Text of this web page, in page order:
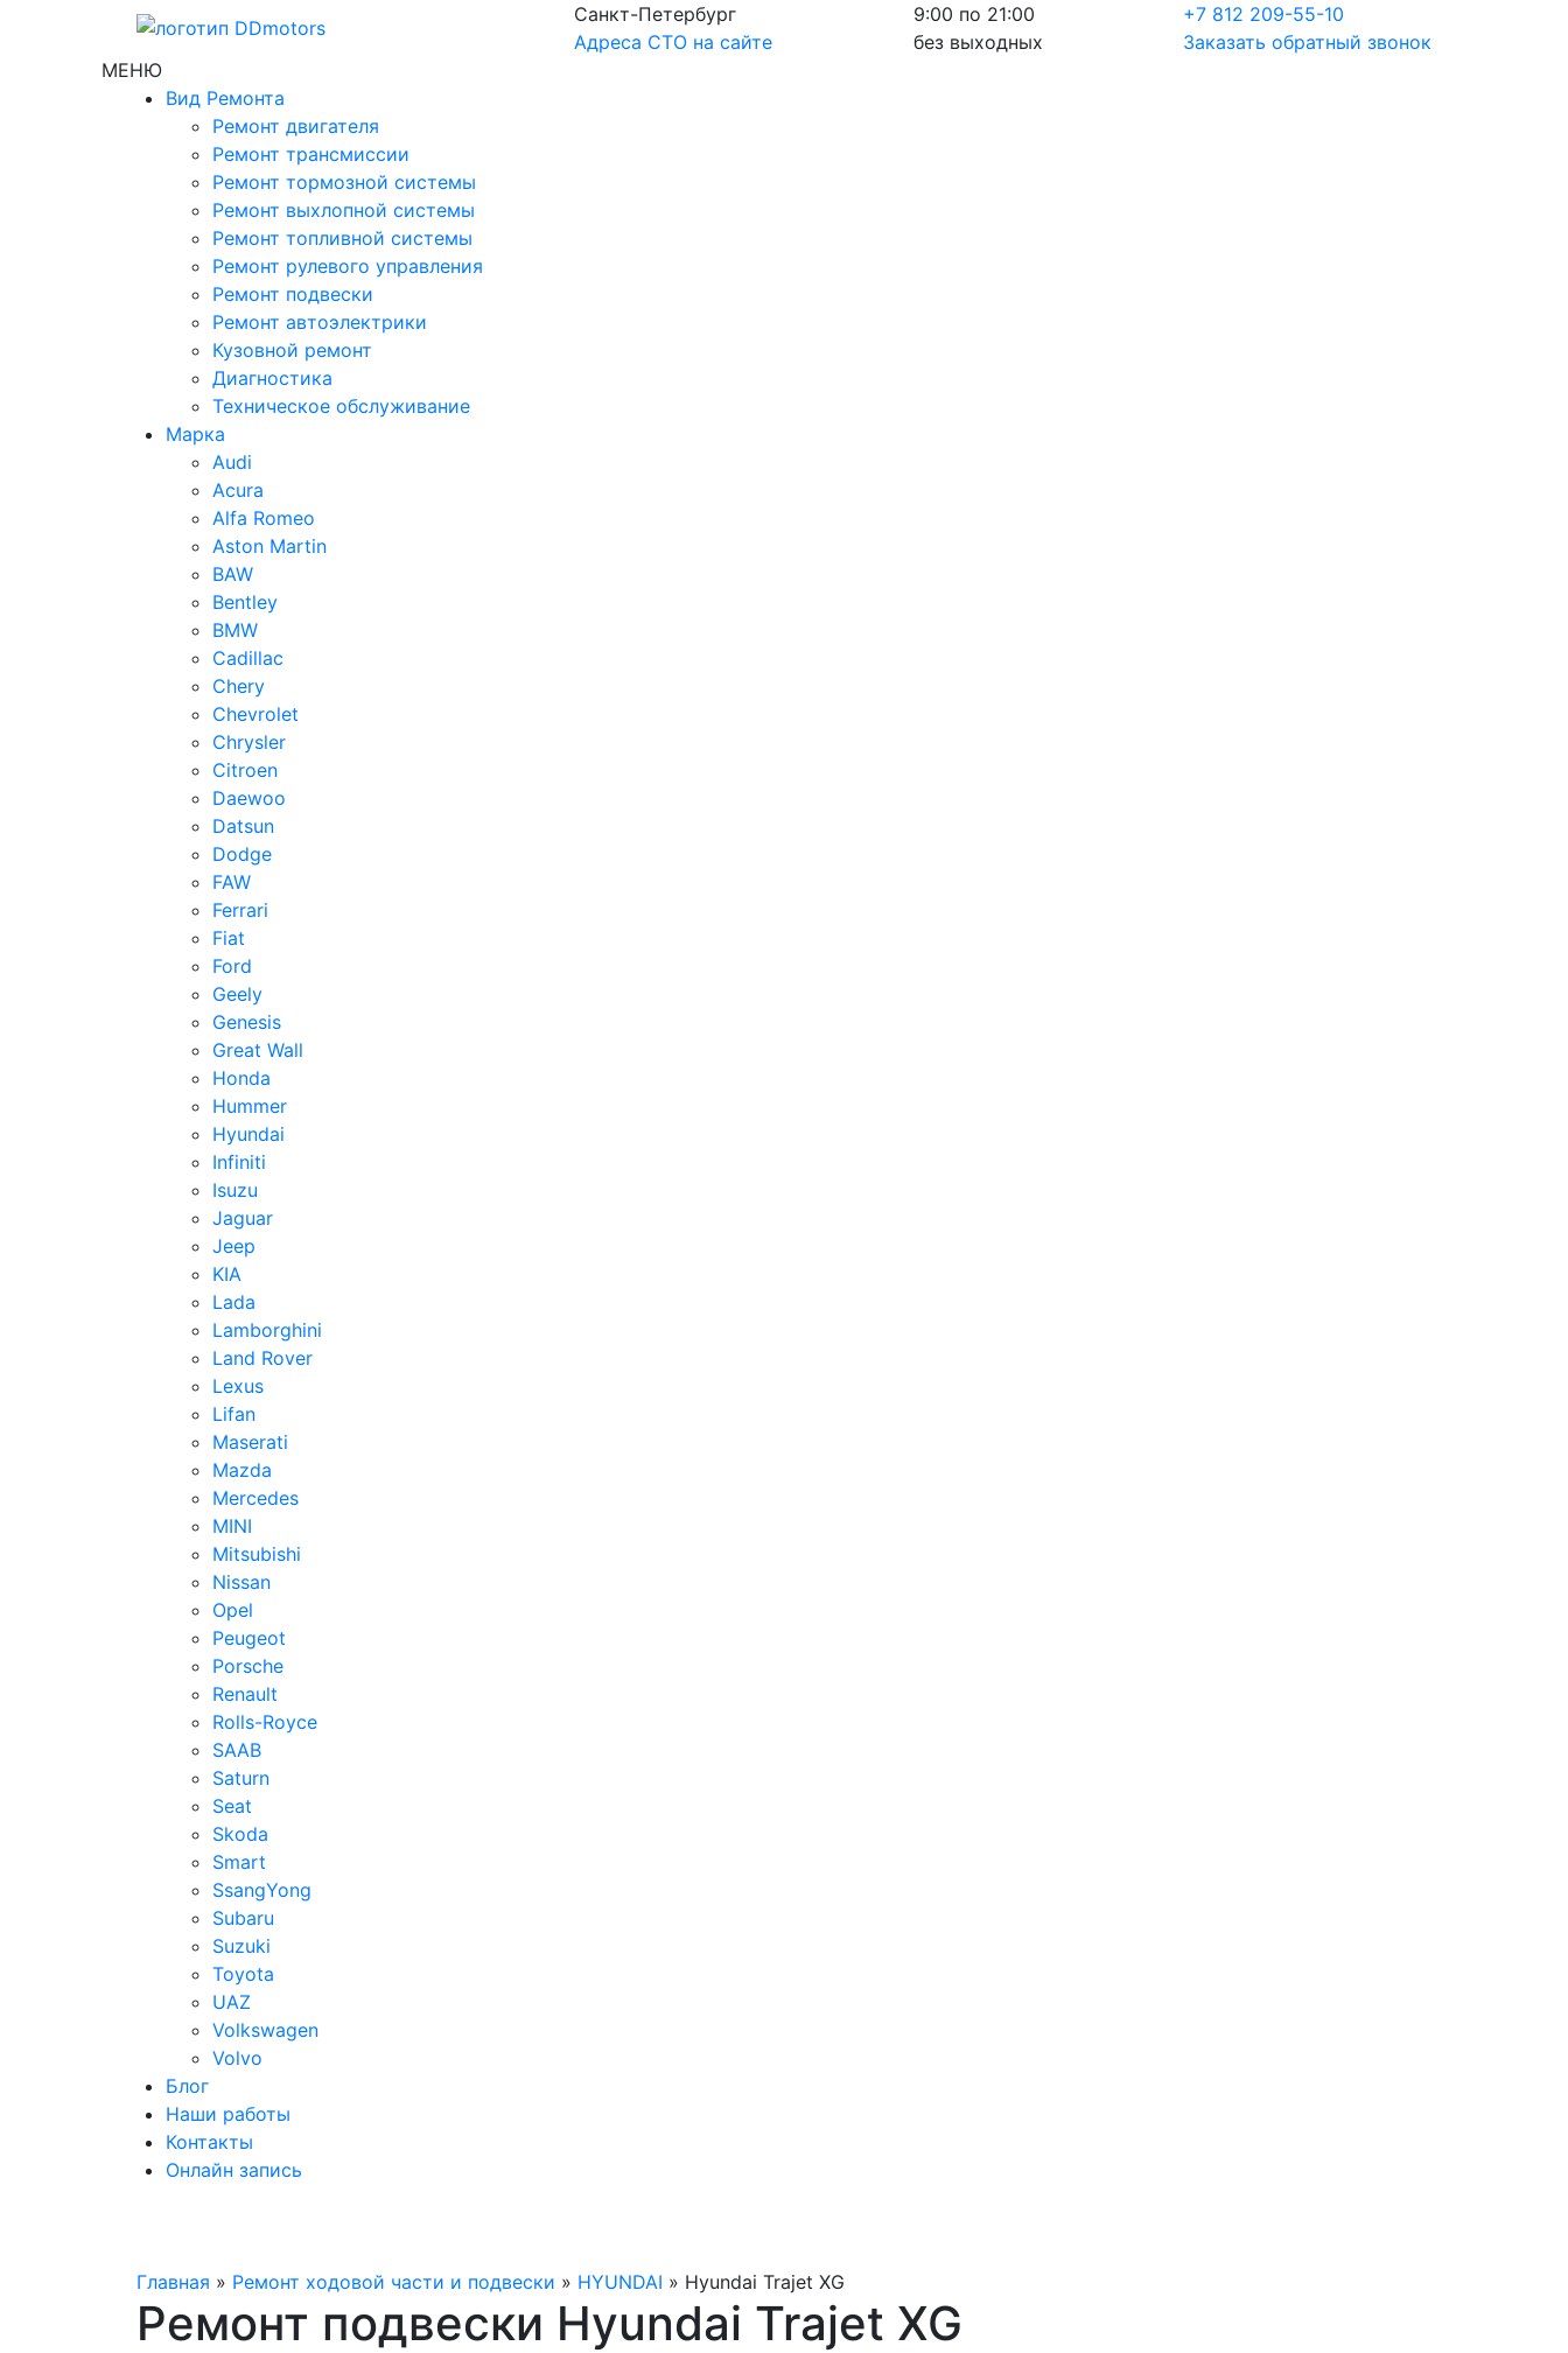
Санкт-Петербург
Адреса СТО на сайте
9:00 по 21:00
без выходных
+7 812 209-55-10
Заказать обратный звонок
МЕНЮ
Вид Ремонта
Ремонт двигателя
Ремонт трансмиссии
Ремонт тормозной системы
Ремонт выхлопной системы
Ремонт топливной системы
Ремонт рулевого управления
Ремонт подвески
Ремонт автоэлектрики
Кузовной ремонт
Диагностика
Техническое обслуживание
Марка
Audi
Acura
Alfa Romeo
Aston Martin
BAW
Bentley
BMW
Cadillac
Chery
Chevrolet
Chrysler
Citroen
Daewoo
Datsun
Dodge
FAW
Ferrari
Fiat
Ford
Geely
Genesis
Great Wall
Honda
Hummer
Hyundai
Infiniti
Isuzu
Jaguar
Jeep
KIA
Lada
Lamborghini
Land Rover
Lexus
Lifan
Maserati
Mazda
Mercedes
MINI
Mitsubishi
Nissan
Opel
Peugeot
Porsche
Renault
Rolls-Royce
SAAB
Saturn
Seat
Skoda
Smart
SsangYong
Subaru
Suzuki
Toyota
UAZ
Volkswagen
Volvo
Блог
Наши работы
Контакты
Онлайн запись
Главная » Ремонт ходовой части и подвески » HYUNDAI » Hyundai Trajet XG
Ремонт подвески Hyundai Trajet XG